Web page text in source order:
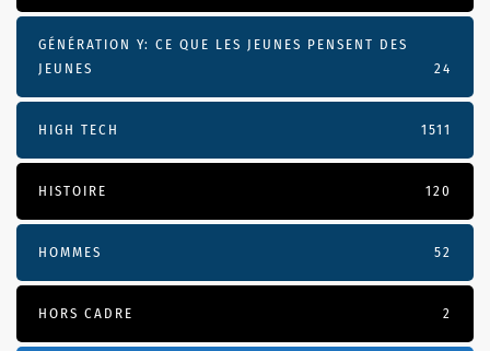
GÉNÉRATION Y: CE QUE LES JEUNES PENSENT DES
JEUNES
24
HIGH TECH 1511
HISTOIRE 120
HOMMES 52
HORS CADRE 2